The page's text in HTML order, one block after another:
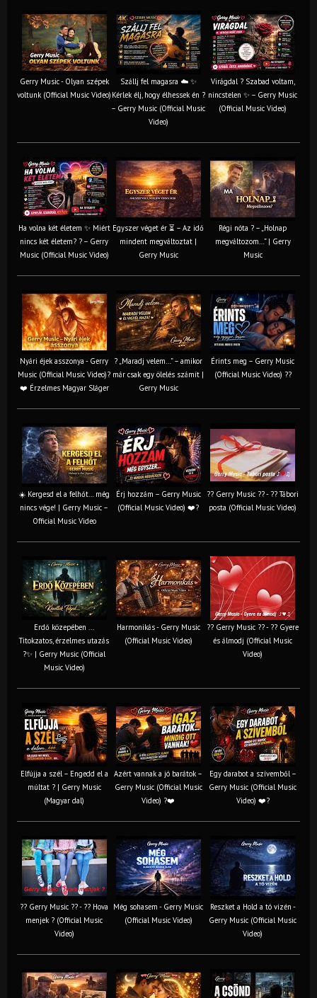
Gerry Music - Olyan szépek
voltunk (Official Music Video)
Szállj fel magasra ☁️ ✨
Kérlek élj, hogy élhessek én ?
– Gerry Music (Official Music
Video)
Virágdal ? Szabad voltam,
nincstelen ✨ – Gerry Music
(Official Music Video)
Ha volna két életem ✨ Miért
nincs két életem? ? – Gerry
Music (Official Music Video)
Egyszer véget ér ⏳ – Az idő
mindent megváltoztat |
Gerry Music
Régi nóta ? – „Holnap
megváltozom…” | Gerry
Music
Nyári éjek asszonya - Gerry
Music (Official Music Video)?
❤️ Érzelmes Magyar Sláger
? „Maradj velem…” – amikor
már csak egy ölelés számít |
Gerry Music
Érints meg – Gerry Music
(Official Music Video) ??
☀️ Kergesd el a felhőt… még
nincs vége! | Gerry Music –
Official Music Video
Érj hozzám – Gerry Music
(Official Music Video) ❤️?
?? Gerry Music ?? - ?? Tábori
posta (Official Music Video)
Erdő közepében ...
Titokzatos, érzelmes utazás
?✨ | Gerry Music (Official
Music Video)
Harmonikás - Gerry Music
(Official Music Video)
?? Gerry Music ?? - ?? Gyere
és álmodj (Official Music
Video)
Elfújja a szél – Engedd el a
múltat ? | Gerry Music
(Magyar dal)
Azért vannak a jó barátok –
Gerry Music (Official Music
Video) ?❤️
Egy darabot a szívemből –
Gerry Music (Official Music
Video) ❤️?
?? Gerry Music ?? - ?? Hova
menjek ? (Official Music
Video)
Még sohasem - Gerry Music
(Official Music Video)
Reszket a Hold a tó vizén -
Gerry Music (Official Music
Video)